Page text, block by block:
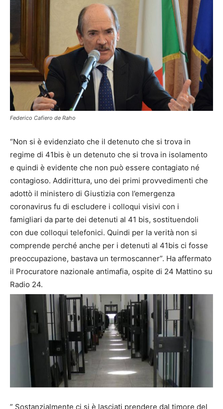
Federico Cafiero de Raho
“Non si è evidenziato che il detenuto che si trova in
regime di 41bis è un detenuto che si trova in isolamento
e quindi è evidente che non può essere contagiato né
contagioso. Addirittura, uno dei primi provvedimenti che
adottò il ministero di Giustizia con l’emergenza
coronavirus fu di escludere i colloqui visivi con i
famigliari da parte dei detenuti al 41 bis, sostituendoli
con due colloqui telefonici. Quindi per la verità non si
comprende perché anche per i detenuti al 41bis ci fosse
preoccupazione, bastava un termoscanner”. Ha affermato
il Procuratore nazionale antimafia, ospite di 24 Mattino su
Radio 24.
” Sostanzialmente ci si è lasciati prendere dal timore del